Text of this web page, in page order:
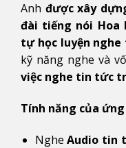
Anh được xây
đài tiếng nói Hoa
tự học luyện
kỹ năng nghe và
việc nghe tin tức
Tính năng của
NgheAudio tin